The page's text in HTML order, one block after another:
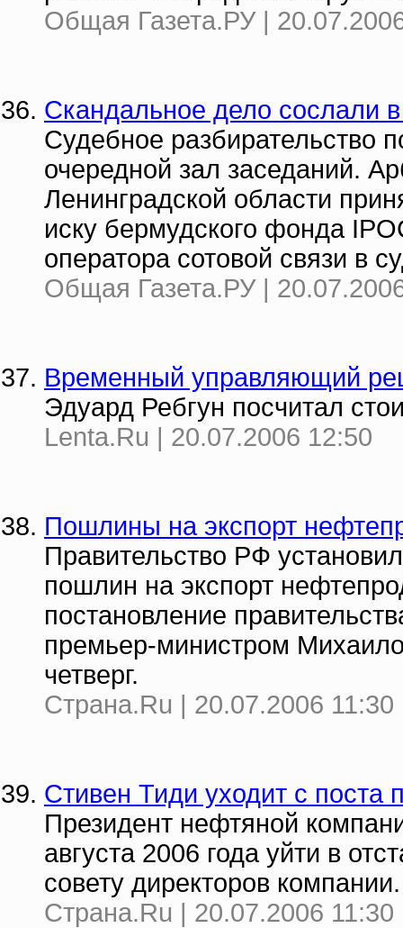
Общая Газета.РУ |
Скандальное дело сослали
Судебное разбирательство
очередной зал заседаний.
Ленинградской области
иску бермудского фонда
оператора сотовой связи в
Общая Газета.РУ |
Временный управляющий
Эдуард Ребгун посчитал
Lenta.Ru | 20.07.2006 12:50
Пошлины на экспорт
Правительство РФ
пошлин на экспорт
постановление
премьер-министром
четверг.
Страна.Ru | 20.07.2006 11:30
Стивен Тиди уходит с поста
Президент нефтяной
августа 2006 года уйти в
совету директоров компании.
Страна.Ru | 20.07.2006 11:30